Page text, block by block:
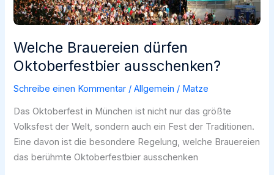
Welche Brauereien dürfen
Oktoberfestbier ausschenken?
Schreibe einen Kommentar /Allgemein / Matze
Das Oktoberfest in München ist nicht nur das größte
Volksfest der Welt, sondern auch ein Fest der Traditionen.
Eine davon ist die besondere Regelung, welche Brauereien
das berühmte Oktoberfestbier ausschenken